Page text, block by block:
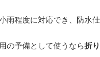
雨程度に対応でき、防水
の予備として使うなら折